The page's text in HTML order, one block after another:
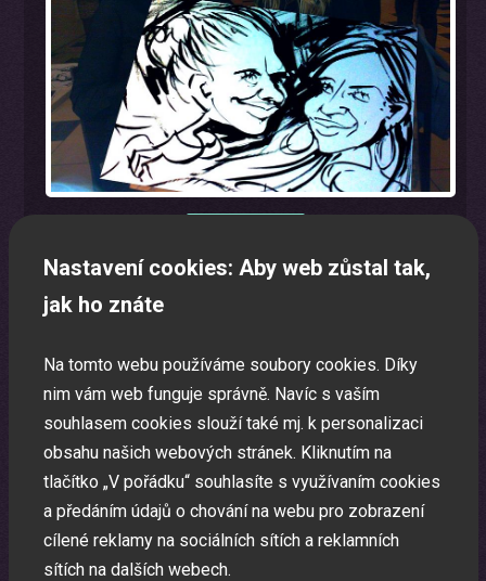
Mikulášsky program pro děti
Nastavení cookies: Aby web zůstal tak,
jak ho znáte
Na tomto webu používáme soubory cookies. Díky
nim vám web funguje správně. Navíc s vaším
souhlasem cookies slouží také mj. k personalizaci
obsahu našich webových stránek. Kliknutím na
tlačítko „V pořádku“ souhlasíte s využívaním cookies
a předáním údajů o chování na webu pro zobrazení
cílené reklamy na sociálních sítích a reklamních
sítích na dalších webech.